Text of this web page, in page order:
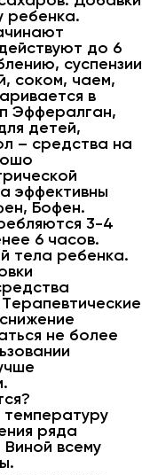
ребенка.
до 6
суспензии
соком, чаем,
в
Эффералган,
детей,
– средства на
эффективны
Бофен.
3-4
6 часов.
тела ребенка.
не более
температуру
ряда
всему